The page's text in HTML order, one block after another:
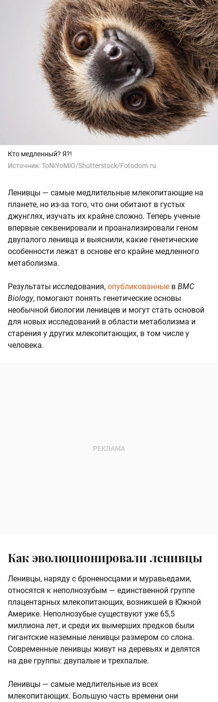
Кто медленный? Я?!
Источник:ToNiYoMiO/Shutterstock/Fotodom.ru
Ленивцы — самые медлительные млекопитающие на
планете, но из-за того, что они обитают в густых
джунглях, изучать их крайне сложно. Теперь ученые
впервые секвенировали и проанализировали геном
двупалого ленивца и выяснили, какие генетические
особенности лежат в основе его крайне медленного
метаболизма.
Результаты исследования, опубликованные в BMC
Biology, помогают понять генетические основы
необычной биологии ленивцев и могут стать основой
для новых исследований в области метаболизма и
старения у других млекопитающих, в том числе у
человека.
Как эволюционировали ленивцы
Ленивцы, наряду с броненосцами и муравьедами,
относятся к неполнозубым — единственной группе
плацентарных млекопитающих, возникшей в Южной
Америке. Неполнозубые существуют уже 65,5
миллиона лет, и среди их вымерших предков были
гигантские наземные ленивцы размером со слона.
Современные ленивцы живут на деревьях и делятся
на две группы: двупалые и трехпалые.
Ленивцы — самые медлительные из всех
млекопитающих. Большую часть времени они